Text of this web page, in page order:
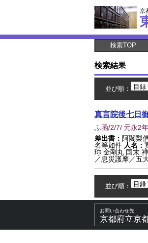
京
検索TOP
検索結果
並び順：
真言院後七日
ふ函/2/7/ 元永2年
差出書： 阿闍梨
名等如件 人名：
珎 金剛丸 国末
／息災護摩／五
並び順：
お問い合わせ先
京都府立京